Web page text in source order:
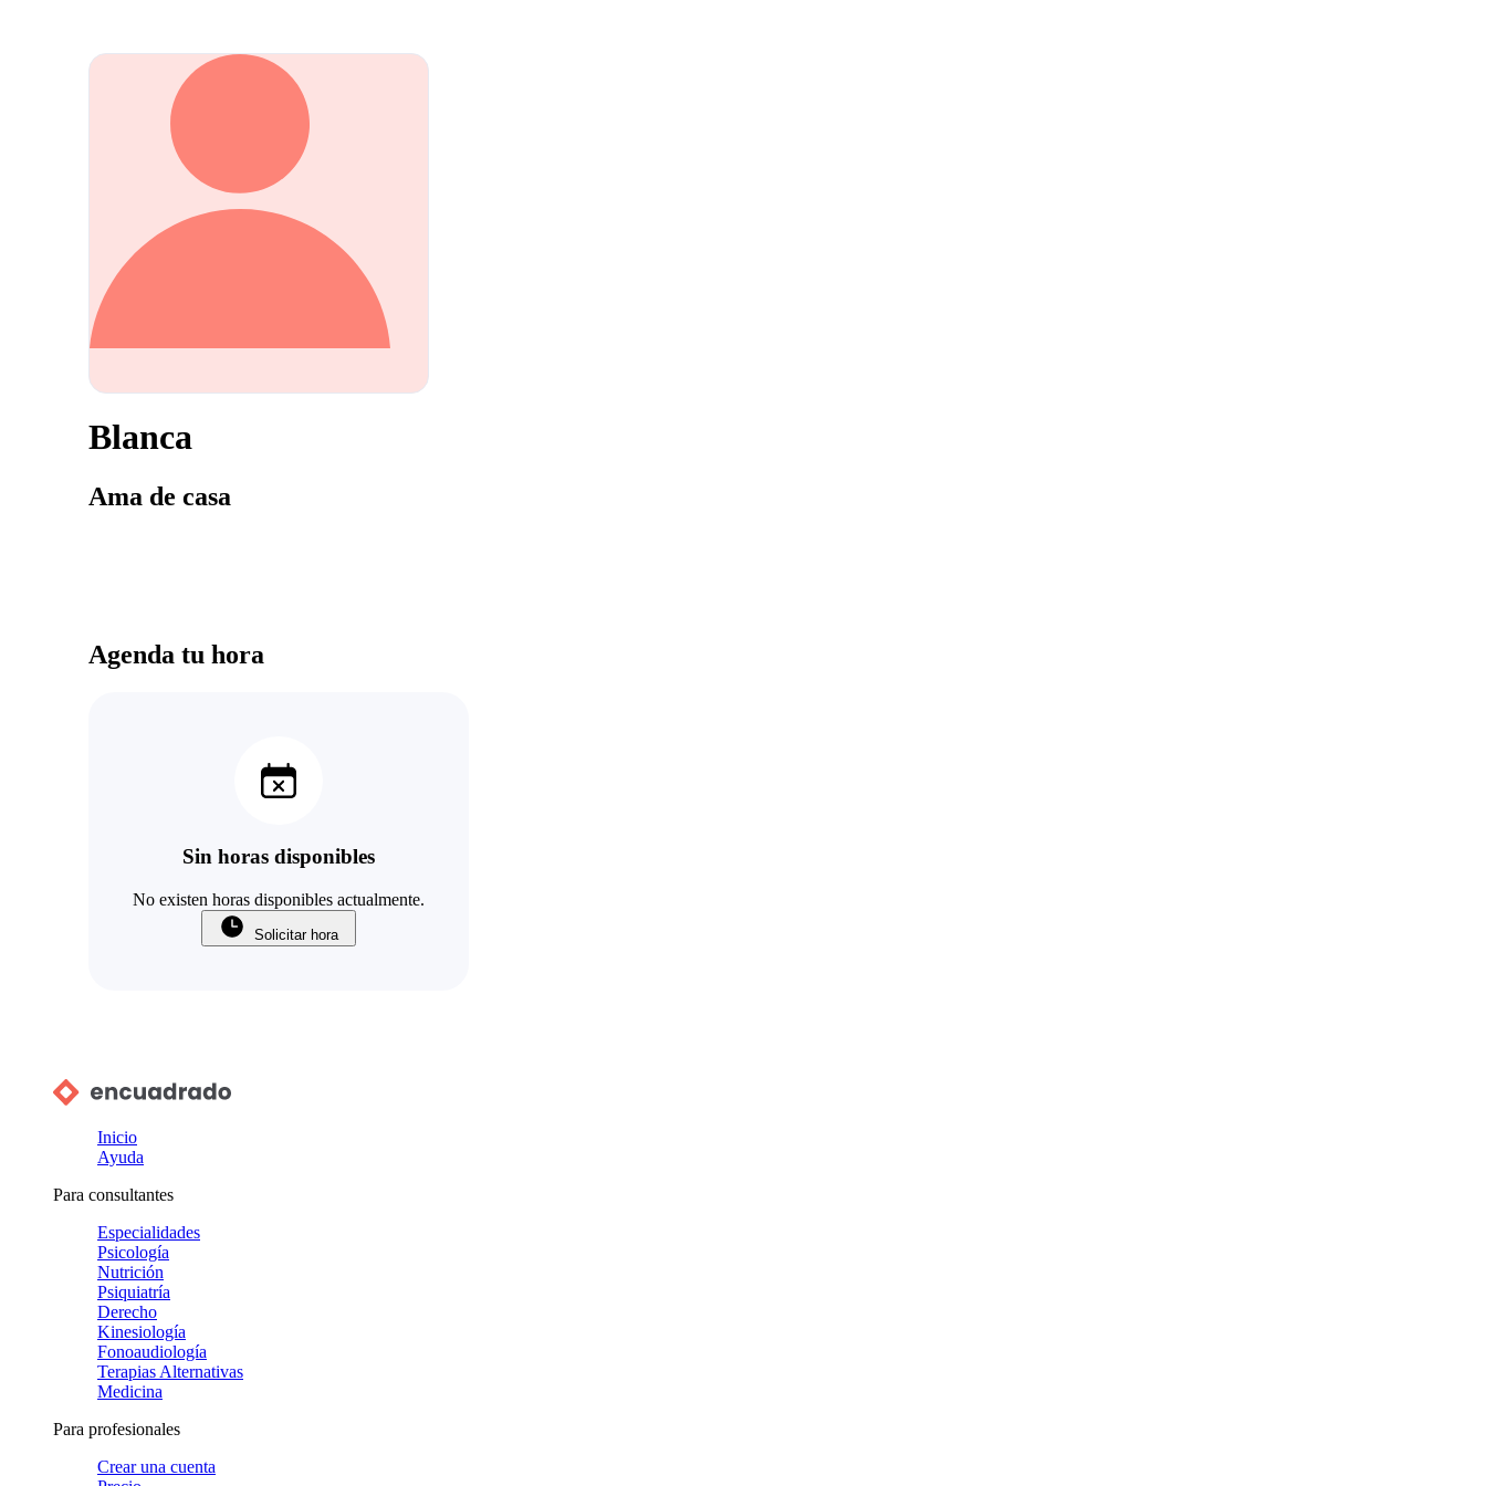
Blanca
Ama de casa
Agenda tu hora
Sin horas disponibles
No existen horas disponibles actualmente.
Solicitar hora
Inicio
Ayuda
Para consultantes
Especialidades
Psicología
Nutrición
Psiquiatría
Derecho
Kinesiología
Fonoaudiología
Terapias Alternativas
Medicina
Para profesionales
Crear una cuenta